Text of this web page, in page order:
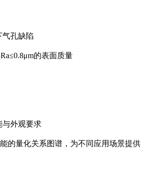
气孔缺陷
的表面质量
与外观要求
的量化关系图谱，为不同应用场景提供